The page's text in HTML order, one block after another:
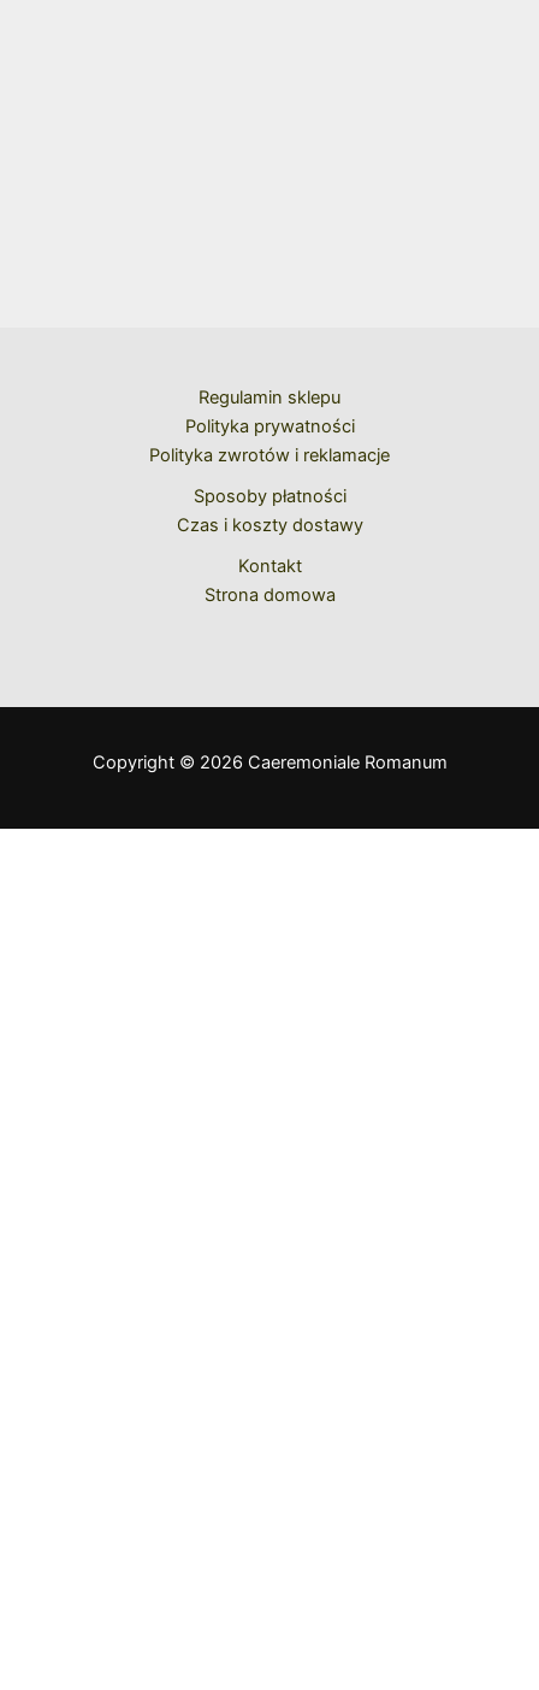
Regulamin sklepu
Polityka prywatności
Polityka zwrotów i reklamacje
Sposoby płatności
Czas i koszty dostawy
Kontakt
Strona domowa
Copyright © 2026 Caeremoniale Romanum